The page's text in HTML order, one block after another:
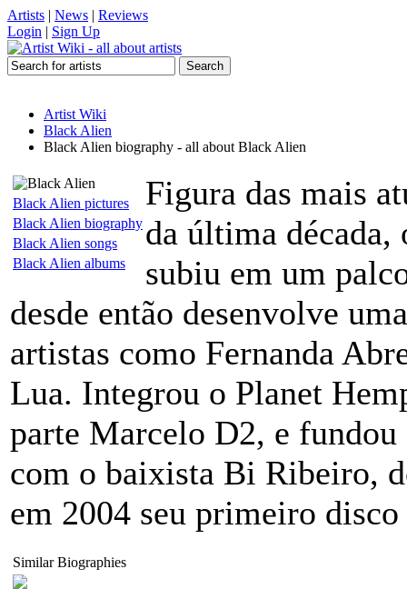
Artists | News | Reviews
Login | Sign Up
Artist Wiki
Black Alien
Black Alien biography - all about Black Alien
Black Alien pictures
Black Alien biography
Black Alien songs
Black Alien albums
Figura das mais
da última
subiu em um
desde então desenvolve
artistas como Fernanda
Lua. Integrou o Planet
parte Marcelo D2, e
com o baixista Bi Ribeiro,
em 2004 seu primeiro
Similar Biographies